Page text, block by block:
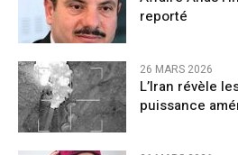
reporté
26 MARS 2026
L’Iran révèle
puissance